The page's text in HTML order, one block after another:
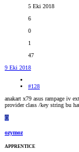
5 Eki 2018
6
0
1
47
9 Eki 2018
#128
anakart x79 asus rampage iv
provider class /key string bu
O
ozymoz
APPRENTICE